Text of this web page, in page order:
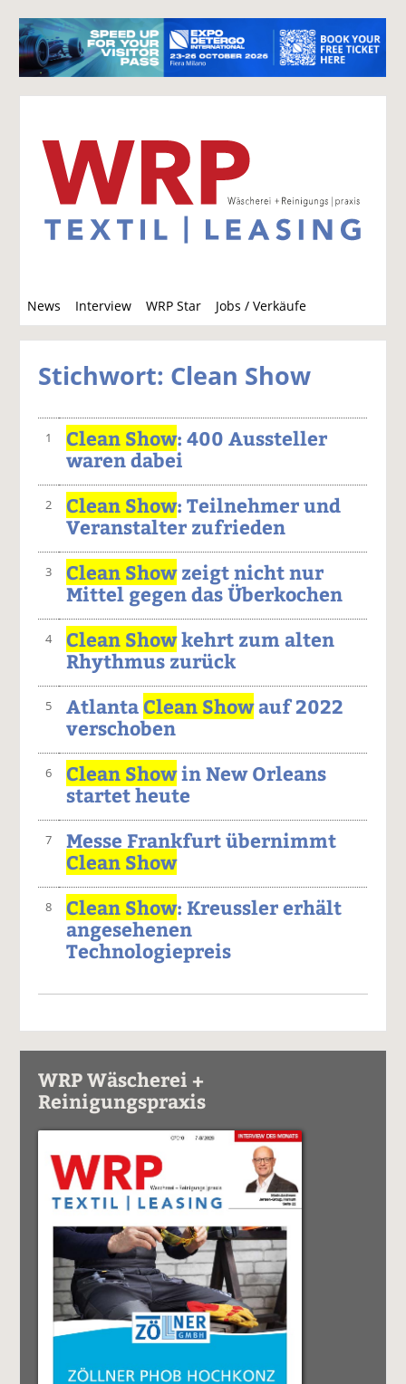
News Interview WRP Star Jobs / Verkäufe
u
c
Stichwort: Clean Show
1 Clean Show: 400 Aussteller
waren dabei
2 Clean Show: Teilnehmer und
Veranstalter zufrieden
3 Clean Showzeigt nicht nur
Mittel gegen das Überkochen
4 Clean Showkehrt zum alten
Rhythmus zurück
5 AtlantaClean Showauf 2022
verschoben
6 Clean Showin New Orleans
startet heute
7
Messe Frankfurt übernimmt
Clean Show
8 Clean Show: Kreussler erhält
angesehenen
Technologiepreis
WRP Wäscherei +
Reinigungspraxis